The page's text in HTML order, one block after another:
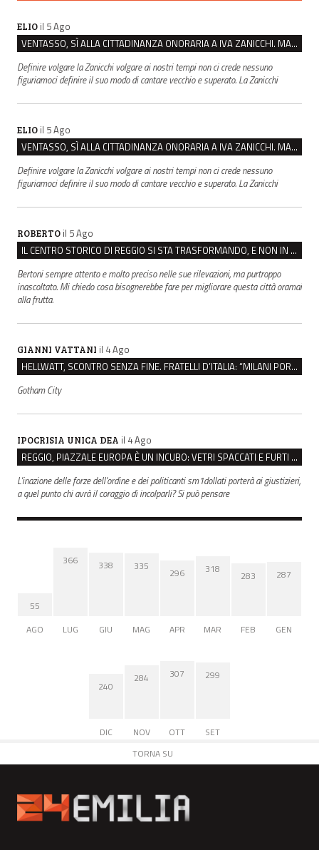
ELIO il 5 Ago
VENTASSO, SÌ ALLA CITTADINANZA ONORARIA A IVA ZANICCHI. MA BARGIACCHI: “È DI PESSIMO GUSTO”
Definire volgare la Zanicchi volgare ai nostri tempi non ci crede nessuno
figuriamoci definire il suo modo di cantare vecchio e superato. La Zanicchi
ELIO il 5 Ago
VENTASSO, SÌ ALLA CITTADINANZA ONORARIA A IVA ZANICCHI. MA BARGIACCHI: “È DI PESSIMO GUSTO”
Definire volgare la Zanicchi volgare ai nostri tempi non ci crede nessuno
figuriamoci definire il suo modo di cantare vecchio e superato. La Zanicchi
ROBERTO il 5 Ago
IL CENTRO STORICO DI REGGIO SI STA TRASFORMANDO, E NON IN MEGLIO
Bertoni sempre attento e molto preciso nelle sue rilevazioni, ma purtroppo
inascoltato. Mi chiedo cosa bisognerebbe fare per migliorare questa città oramai
alla frutta.
GIANNI VATTANI il 4 Ago
HELLWATT, SCONTRO SENZA FINE. FRATELLI D’ITALIA: “MILANI PORTA DOCUMENTI, DE FRANCO INSULTI”
Gotham City
IPOCRISIA UNICA DEA il 4 Ago
REGGIO, PIAZZALE EUROPA È UN INCUBO: VETRI SPACCATI E FURTI SULLE AUTO IN SOSTA
L'inazione delle forze dell'ordine e dei politicanti sm1dollati porterà ai giustizieri,
a quel punto chi avrà il coraggio di incolparli? Si può pensare
55
AGO
366
LUG
338
GIU
335
MAG
296
APR
318
MAR
283
FEB
287
GEN
240
DIC
284
NOV
307
OTT
299
SET
TORNA SU